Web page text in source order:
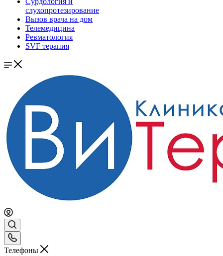
слухопротезирование
Вызов врача на дом
Телемедицина
Ревматология
SVF терапия
Телефоны